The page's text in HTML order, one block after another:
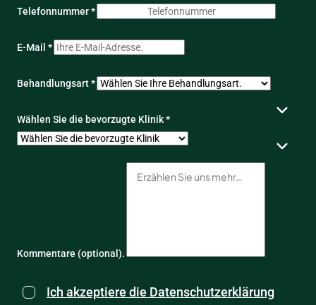
Telefonnummer *
E-Mail *
Behandlungsart *
Wählen Sie die bevorzugte Klinik *
Kommentare (optional).
Ich akzeptiere die Datenschutzerklärung